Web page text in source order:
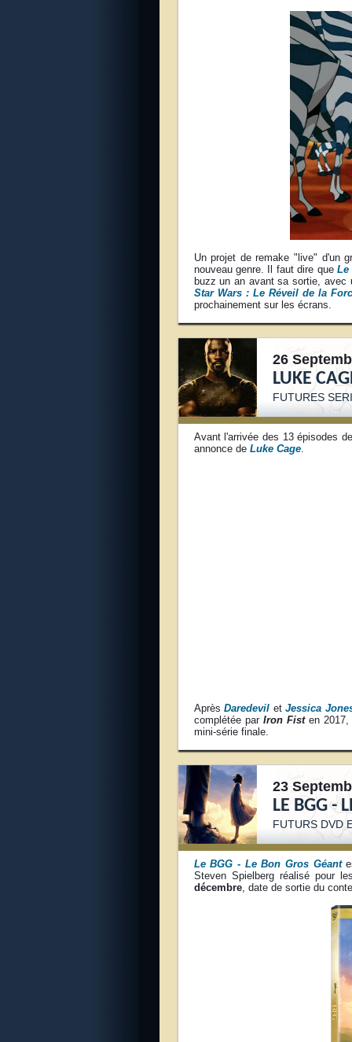
Un projet de remake "live" d'un
nouveau genre. Il faut dire queLe
buzz un an avant sa sortie, avec
Star Wars : Le Réveil de la
prochainement sur les écrans.
26
LUKE
FUTURES S
Avant l'arrivée des 13 épisodes
annonce de Luke Cage.
AprèsDaredevil etJessica
complétée par Iron Fisten 2017,
mini-série finale.
23
LE BGG -
FUTURS DVD
Le BGG - Le Bon Gros Géant
Steven Spielberg réalisé pour
décembre, date de sortie du